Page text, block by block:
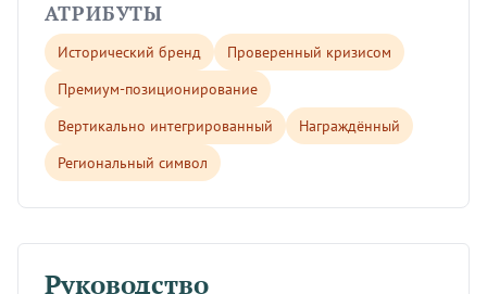
АТРИБУТЫ
Исторический бренд
Проверенный кризисом
Премиум-позиционирование
Вертикально интегрированный
Награждённый
Региональный символ
Руководство